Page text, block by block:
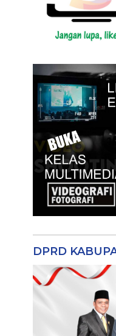
DPRD